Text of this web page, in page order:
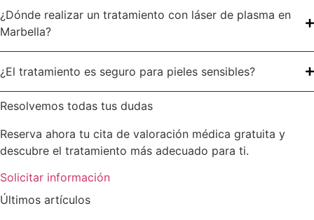
¿Dónde realizar un tratamiento con láser de plasma en
Marbella?
¿El tratamiento es seguro para pieles sensibles?
Resolvemos todas tus dudas
Reserva ahora tu cita de valoración médica gratuita y
descubre el tratamiento más adecuado para ti.
Solicitar información
Últimos artículos